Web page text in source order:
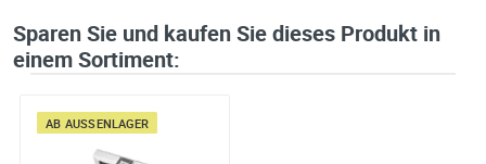
Sparen Sie und kaufen Sie dieses Produkt in
einem Sortiment:
AB AUSSENLAGER